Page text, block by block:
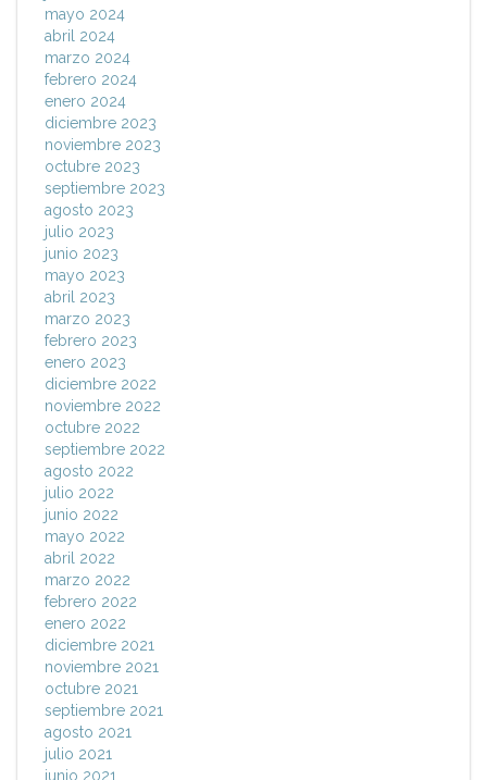
mayo 2024
abril 2024
marzo 2024
febrero 2024
enero 2024
diciembre 2023
noviembre 2023
octubre 2023
septiembre 2023
agosto 2023
julio 2023
junio 2023
mayo 2023
abril 2023
marzo 2023
febrero 2023
enero 2023
diciembre 2022
noviembre 2022
octubre 2022
septiembre 2022
agosto 2022
julio 2022
junio 2022
mayo 2022
abril 2022
marzo 2022
febrero 2022
enero 2022
diciembre 2021
noviembre 2021
octubre 2021
septiembre 2021
agosto 2021
julio 2021
junio 2021